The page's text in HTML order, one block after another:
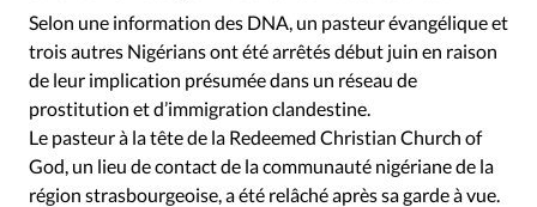
Selon une information des DNA, un pasteur évangélique et
trois autres Nigérians ont été arrêtés début juin en raison
de leur implication présumée dans un réseau de
prostitution et d’immigration clandestine.
Le pasteur à la tête de la Redeemed Christian Church of
God, un lieu de contact de la communauté nigériane de la
région strasbourgeoise, a été relâché après sa garde à vue.